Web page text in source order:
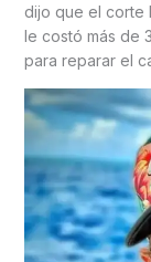
dijo que el corte
le costó más de
para reparar el